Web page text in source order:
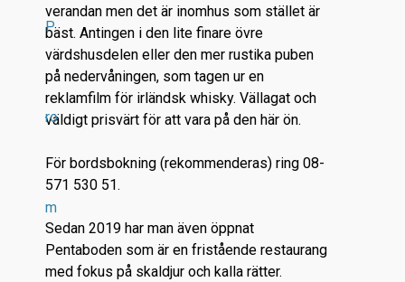
P
ro
m
verandan men det är inomhus som stället är
bäst. Antingen i den lite finare övre
värdshusdelen eller den mer rustika puben
på nedervåningen, som tagen ur en
reklamfilm för irländsk whisky. Vällagat och
väldigt prisvärt för att vara på den här ön.
För bordsbokning (rekommenderas) ring 08-
571 530 51.
Sedan 2019 har man även öppnat
Pentaboden som är en fristående restaurang
med fokus på skaldjur och kalla rätter.